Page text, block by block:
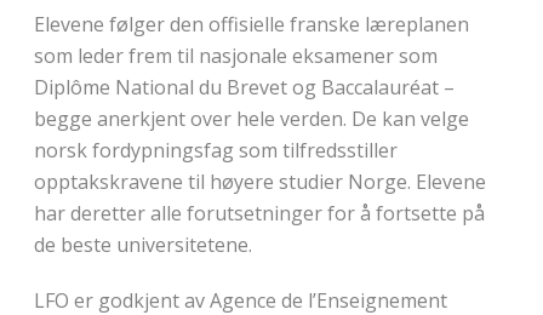
Elevene følger den offisielle franske læreplanen
som leder frem til nasjonale eksamener som
Diplôme National du Brevet og Baccalauréat –
begge anerkjent over hele verden. De kan velge
norsk fordypningsfag som tilfredsstiller
opptakskravene til høyere studier Norge. Elevene
har deretter alle forutsetninger for å fortsette på
de beste universitetene.
LFO er godkjent av Agence de l’Enseignement